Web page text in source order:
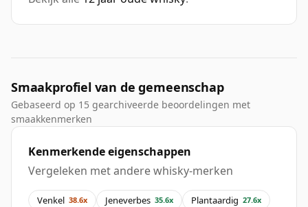
Smaakprofiel van de gemeenschap
Gebaseerd op 15 gearchiveerde beoordelingen met
smaakkenmerken
Kenmerkende eigenschappen
Vergeleken met andere whisky-merken
Venkel 38.6x Jeneverbes 35.6x Plantaardig 27.6x